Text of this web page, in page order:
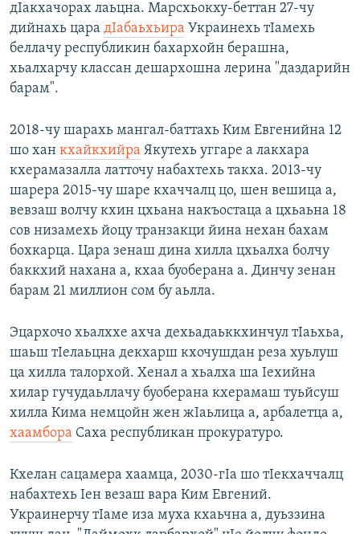
дӀакхачорах лаьцна. Марсхьокху-беттан 27-чу
дийнахь цара дӀабаьхьира Украинехь тӀамехь
беллачу республикин бахархойн берашна,
хьалхарчу классан дешархошна лерина "даздарийн
барам".
2018-чу шарахь мангал-баттахь Ким Евгенийна 12
шо хан кхайкхийра Якутехь уггаре а лакхара
кхерамазалла латточу набахтехь такха. 2013-чу
шарера 2015-чу шаре кхаччалц цо, шен вешица а,
вевзаш волчу кхин цхьана накъостаца а цхьаьна 18
сов низамехь йоцу транзакци йина нехан бахам
бохкарца. Цара зенаш дина хилла цхьалха болчу
баккхий нахана а, кхаа буоберана а. Динчу зенан
барам 21 миллион сом бу аьлла.
Эцархочо хьалххе ахча дехьадаьккхинчул тӀаьхьа,
шаьш тIелаьцна декхарш кхочушдан реза хуьлуш
ца хилла талорхой. Хенал а хьалха ша Iехийна
хилар гучудаьллачу буоберана кхерамаш туьйсуш
хилла Кима немцойн жен жIаьлица а, арбалетца а,
хаамбора Саха республикан прокуратуро.
Кхелан сацамера хаамца, 2030-гӀа шо тӀекхаччалц
набахтехь Ӏен везаш вара Ким Евгений.
Украинерчу тӀаме иза муха кхаьчна а, дуьззина